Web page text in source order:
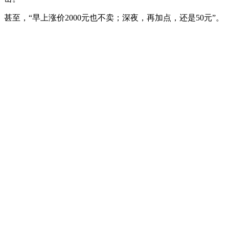
甚至，“早上涨价2000元也不卖；深夜，再加点，还是50元”。